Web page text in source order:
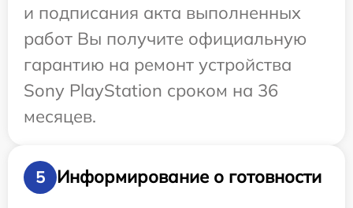
и подписания акта выполненных
работ Вы получите официальную
гарантию на ремонт устройства
Sony PlayStation сроком на 36
месяцев.
5
Информирование о готовности